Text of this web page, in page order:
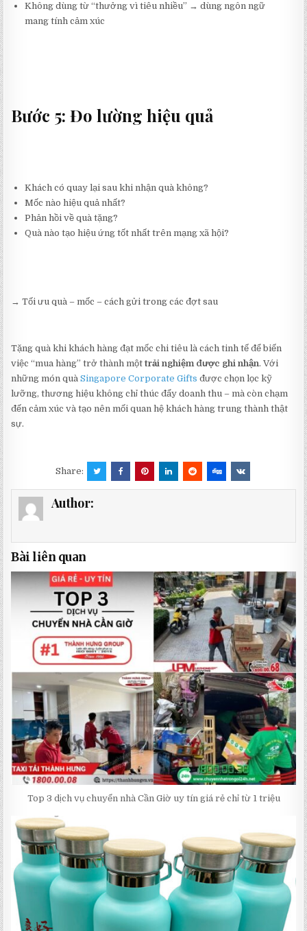
Không dùng từ “thưởng vì tiêu nhiều” → dùng ngôn ngữ
mang tính cảm xúc
Bước 5: Đo lường hiệu quả
Khách có quay lại sau khi nhận quà không?
Mốc nào hiệu quả nhất?
Phản hồi về quà tặng?
Quà nào tạo hiệu ứng tốt nhất trên mạng xã hội?
→ Tối ưu quà – mốc – cách gửi trong các đợt sau
Tặng quà khi khách hàng đạt mốc chi tiêu là cách tinh tế để biến
việc “mua hàng” trở thành mộttrải nghiệm được ghi nhận. Với
những món quàSingapore Corporate Gifts được chọn lọc kỹ
lưỡng, thương hiệu không chỉ thúc đẩy doanh thu – mà còn chạm
đến cảm xúc và tạo nên mối quan hệ khách hàng trung thành thật
sự.
Share:
Author:
Bài liên quan
Top 3 dịch vụ chuyển nhà Cần Giờ uy tín giá rẻ chỉ từ 1 triệu